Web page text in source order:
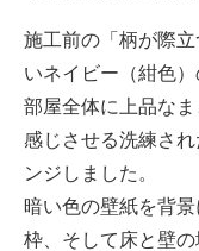
施工前の「柄が際
いネイビー（紺色
部屋全体に上品な
感じさせる洗練さ
ンジしました。
暗い色の壁紙を背
枠、そして床と壁